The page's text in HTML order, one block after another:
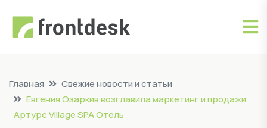
Главная
Свежие новости и статьи
Евгения Озаркив возглавила маркетинг и продажи
Артурс Village SPA Отель